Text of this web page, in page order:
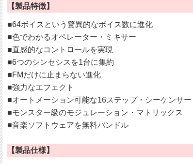
【製品特徴】
■64ボイスという驚異的なボイス数に進化
■色でわかるオペレーター・ミキサー
■直感的なコントロールを実現
■6つのシンセシスを1台に集約
■FMだけに止まらない進化
■強力なエフェクト
■オートメーション可能な16ステップ・シーケンサー
■モンスター級のモジュレーション・マトリックス
■音楽ソフトウェアを無料バンドル
【製品仕様】